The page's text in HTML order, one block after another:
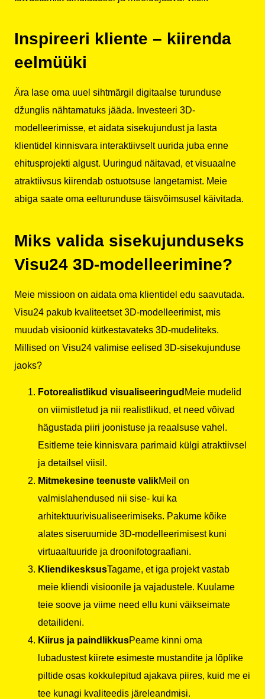
Inspireeri kliente – kiirenda
eelmüüki
Ära lase oma uuel sihtmärgil digitaalse turunduse
džunglis nähtamatuks jääda. Investeeri 3D-
modelleerimisse, et aidata sisekujundust ja lasta
klientidel kinnisvara interaktiivselt uurida juba enne
ehitusprojekti algust. Uuringud näitavad, et visuaalne
atraktiivsus kiirendab ostuotsuse langetamist. Meie
abiga saate oma eelturunduse täisvõimsusel käivitada.
Miks valida sisekujunduseks
Visu24 3D-modelleerimine?
Meie missioon on aidata oma klientidel edu saavutada.
Visu24 pakub kvaliteetset 3D-modelleerimist, mis
muudab visioonid kütkestavateks 3D-mudeliteks.
Millised on Visu24 valimise eelised 3D-sisekujunduse
jaoks?
Fotorealistlikud visualiseeringud Meie mudelid
on viimistletud ja nii realistlikud, et need võivad
hägustada piiri joonistuse ja reaalsuse vahel.
Esitleme teie kinnisvara parimaid külgi atraktiivsel
ja detailsel viisil.
Mitmekesine teenuste valikMeil on
valmislahendused nii sise- kui ka
arhitektuurivisualiseerimiseks. Pakume kõike
alates siseruumide 3D-modelleerimisest kuni
virtuaaltuuride ja droonifotograafiani.
KliendikesksusTagame, et iga projekt vastab
meie kliendi visioonile ja vajadustele. Kuulame
teie soove ja viime need ellu kuni väikseimate
detailideni.
Kiirus ja paindlikkusPeame kinni oma
lubadustest kiirete esimeste mustandite ja lõplike
piltide osas kokkulepitud ajakava piires, kuid me ei
tee kunagi kvaliteedis järeleandmisi.